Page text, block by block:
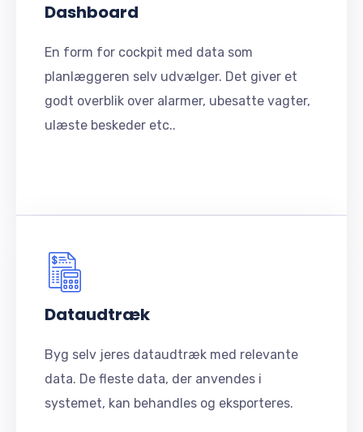
Dashboard
En form for cockpit med data som
planlæggeren selv udvælger. Det giver et
godt overblik over alarmer, ubesatte vagter,
ulæste beskeder etc..
Dataudtræk
Byg selv jeres dataudtræk med relevante
data. De fleste data, der anvendes i
systemet, kan behandles og eksporteres.